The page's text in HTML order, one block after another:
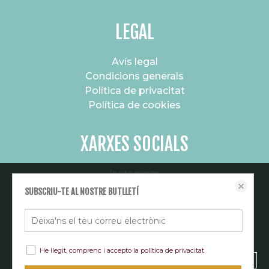
LEGAL
Avís legal
Condicions generals
Política de privacitat
Política de cookies
XARXES SOCIALS
Instagram
Canal de difusió
funcionalitat necessària de el lloc, inclosos anàlisi i personalització. Podeu
per defecte.
política de cookies
SUBSCRIU-TE AL NOSTRE BUTLLETÍ
He llegit, comprenc i accepto la política de privacitat